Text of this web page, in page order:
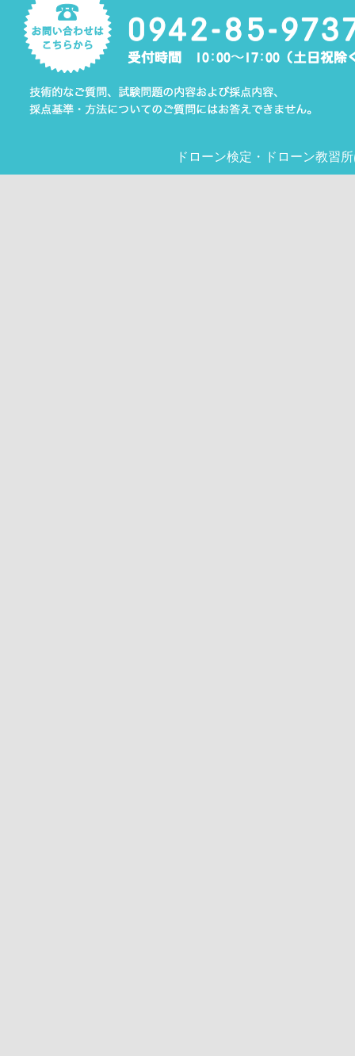
ドローン検定 ・ ドローン教習所